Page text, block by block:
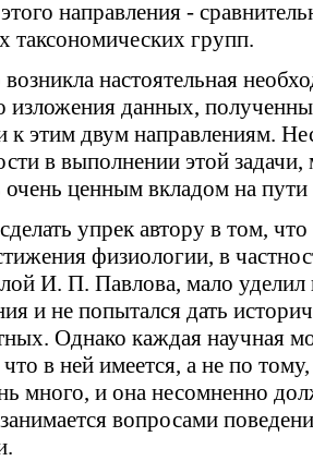
направления -
таксономических групп.
настоятельная
изложения данных,
этим двум направлениям.
в выполнении этой
очень ценным вкладом на пути
упрек автору в том, что
я физиологии, в
И. П. Павлова, мало уделил
я и не попытался дать
Однако каждая научная
в ней имеется, а не по
много, и она несомненно
я вопросами поведени